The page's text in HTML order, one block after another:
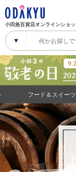
小田急百貨店オンラインショ
フード＆スイーツ